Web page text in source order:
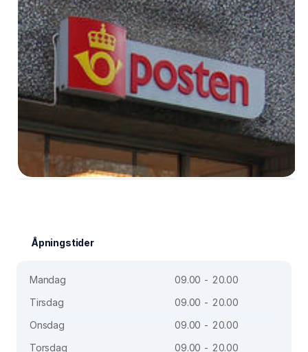
Åpningstider
Mandag
09.00 - 20.00
Tirsdag
09.00 - 20.00
Onsdag
09.00 - 20.00
Torsdag
09.00 - 20.00